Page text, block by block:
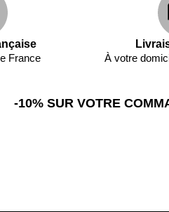
France
À votre
-10% SUR VOTRE